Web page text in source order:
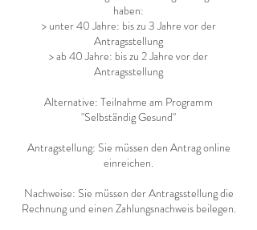
haben:
> unter 40 Jahre: bis zu 3 Jahre vor der
Antragsstellung
> ab 40 Jahre: bis zu 2 Jahre vor der
Antragsstellung
Alternative: Teilnahme am Programm
"Selbständig Gesund"
Antragstellung: Sie müssen den Antrag online
einreichen.
Nachweise: Sie müssen der Antragsstellung die
Rechnung und einen Zahlungsnachweis beilegen.